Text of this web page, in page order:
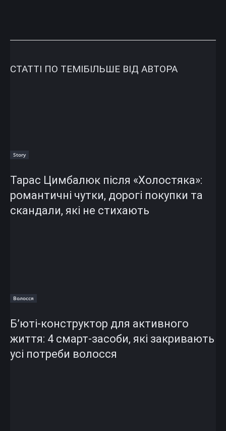
СТАТТІ ПО ТЕМІБІЛЬШЕ ВІД АВТОРА
Story
Тарас Цимбалюк після «Холостяка»:
романтичні чутки, дорогі покупки та
скандали, які не стихають
Волосся
Б’юті-конструктор для активного
життя: 4 смарт-засоби, які закривають
усі потреби волосся